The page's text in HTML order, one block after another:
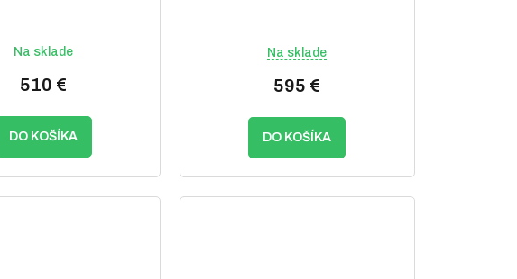
Na sklade
510 €
DO KOŠÍKA
Na sklade
595 €
DO KOŠÍKA